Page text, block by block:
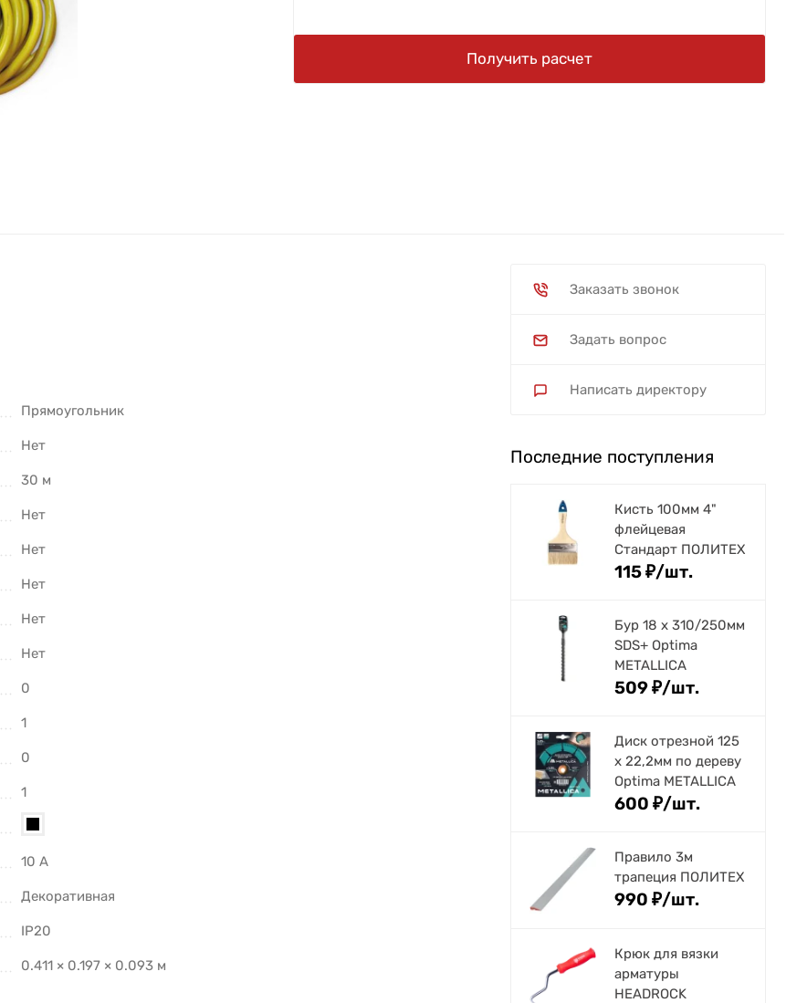
Получить расчет
Прямоугольник
Нет
30 м
Нет
Нет
Нет
Нет
Нет
0
1
0
1
10 А
Декоративная
IP20
0.411 × 0.197 × 0.093 м
Заказать звонок
Задать вопрос
Написать директору
Последние поступления
Кисть 100мм 4"
флейцевая
Стандарт ПОЛИТЕХ
115₽/шт.
Бур 18 х 310/250мм
SDS+ Optima
METALLICA
509₽/шт.
Диск отрезной 125
x 22,2мм по дереву
Optima METALLICA
600 ₽/шт.
Правило 3м
трапеция ПОЛИТЕХ
990 ₽/шт.
Крюк для вязки
арматуры
HEADROCK